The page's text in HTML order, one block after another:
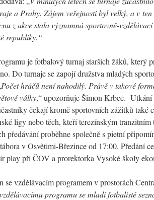
a Prahy. Zájem veřejnosti byl velký, a v
z akce stala významná sportovně-
republiky.“
je fotbalový turnaj starších žáků, který
Do turnaje se zapojí družstva mladých
Počet hráčů není nahodilý. Právě v takové
války,“ upozorňuje Šimon Krbec. Utkání
čekají kromě sportovních zážitků také
ligy nebo těch, kteří terezínským tranzitním
předávání proběhne společně s pietní
v Osvětimi-Březince od 17:00. Předání
play při ČOV a prorektorka Vysoké školy
se vzdělávacím programem v prostorách
programu se mladí fotbalisté